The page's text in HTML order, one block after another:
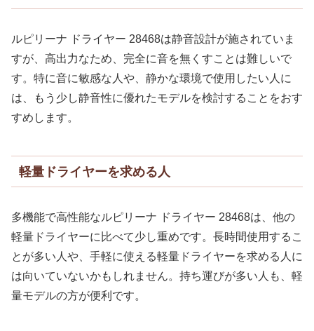
ルピリーナ ドライヤー 28468は静音設計が施されていま
すが、高出力なため、完全に音を無くすことは難しいで
す。特に音に敏感な人や、静かな環境で使用したい人に
は、もう少し静音性に優れたモデルを検討することをおす
すめします。
軽量ドライヤーを求める人
多機能で高性能なルピリーナ ドライヤー 28468は、他の
軽量ドライヤーに比べて少し重めです。長時間使用するこ
とが多い人や、手軽に使える軽量ドライヤーを求める人に
は向いていないかもしれません。持ち運びが多い人も、軽
量モデルの方が便利です。